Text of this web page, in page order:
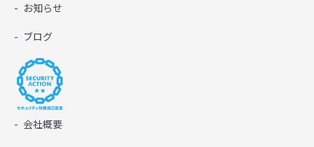
お知らせ
ブログ
会社概要